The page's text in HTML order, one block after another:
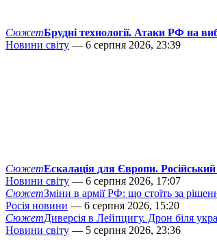
СюжетБрудні технології. Атаки РФ на
Новини світу — 6 серпня 2026, 23:39
СюжетЕскалація для Європи.
Новини світу — 6 серпня 2026, 17:07
СюжетЗміни в армії РФ: що стоїть за
Росія новини — 6 серпня 2026, 15:20
СюжетДиверсія в Лейпцигу. Дрон біля
Новини світу — 5 серпня 2026, 23:36